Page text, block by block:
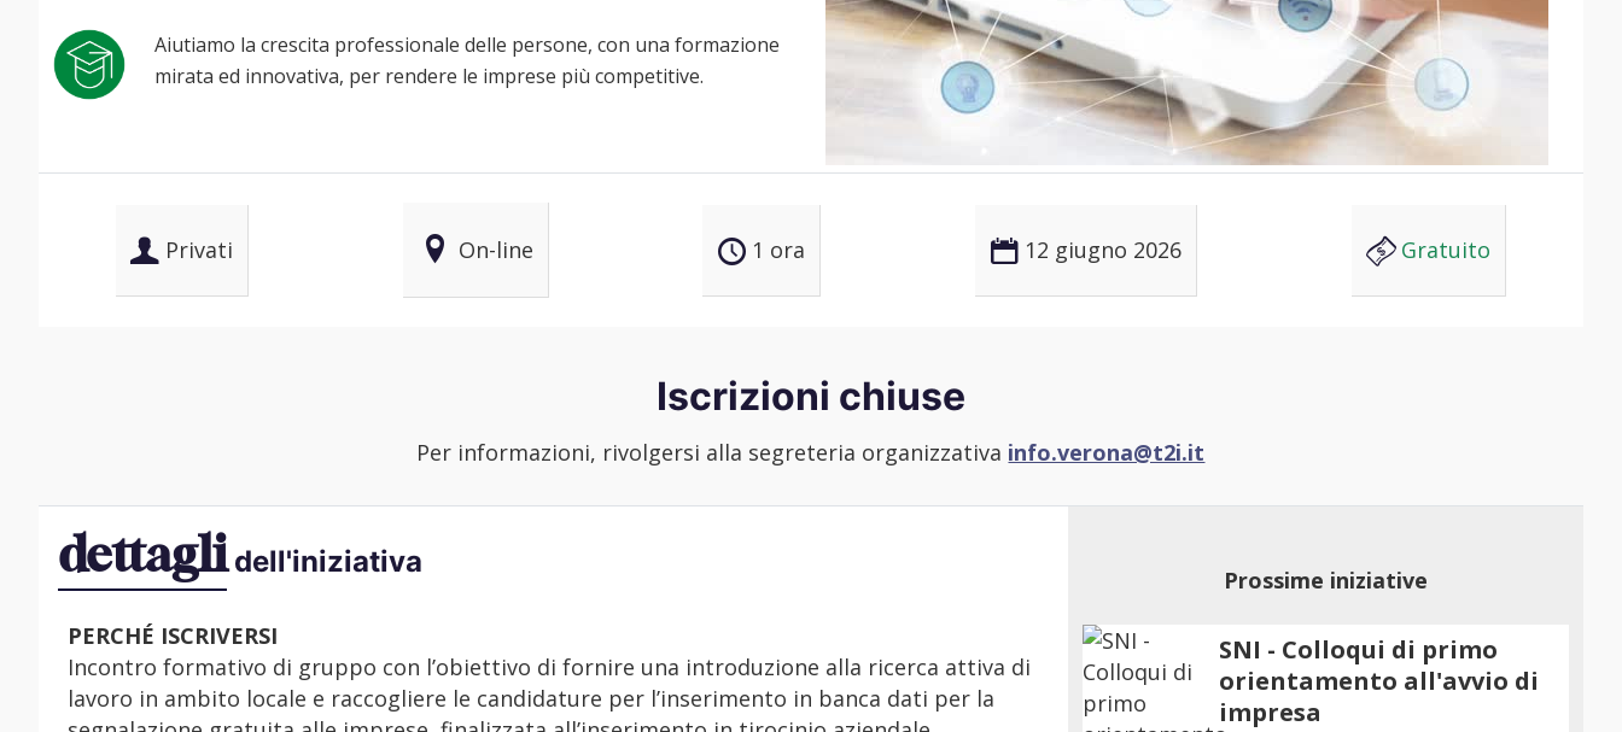
Aiutiamo la crescita professionale delle persone, con una formazione
mirata ed innovativa, per rendere le imprese più competitive.
Privati On-line 1 ora 12 giugno 2026 Gratuito
Iscrizioni chiuse
Per informazioni, rivolgersi alla segreteria organizzativa info.verona@t2i.it
dettagli dell'iniziativa
PERCHÉ ISCRIVERSI
Incontro formativo di gruppo con l’obiettivo di fornire una introduzione alla ricerca attiva di
lavoro in ambito locale e raccogliere le candidature per l’inserimento in banca dati per la
Prossime iniziative
SNI - Colloqui di primo
orientamento all'avvio di
impresa